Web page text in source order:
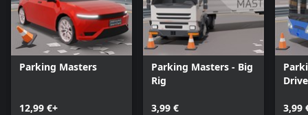
Parking Masters
12,99 €+
Parking Masters - Big
Rig
3,99 € 3,99